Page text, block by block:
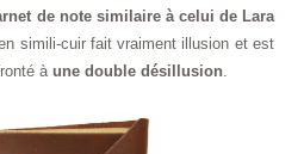
de note similaire à celui de Lara
simili-cuir fait vraiment illusion et est
à une double désillusion